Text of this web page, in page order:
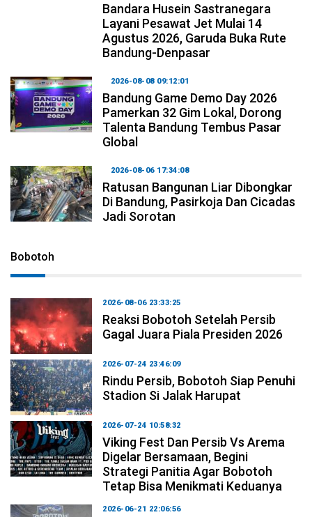
Bandara Husein Sastranegara
Layani Pesawat Jet Mulai 14
Agustus 2026, Garuda Buka Rute
Bandung-Denpasar
2026-08-08 09:12:01
Bandung Game Demo Day 2026
Pamerkan 32 Gim Lokal, Dorong
Talenta Bandung Tembus Pasar
Global
2026-08-06 17:34:08
Ratusan Bangunan Liar Dibongkar
Di Bandung, Pasirkoja Dan Cicadas
Jadi Sorotan
Bobotoh
2026-08-06 23:33:25
Reaksi Bobotoh Setelah Persib
Gagal Juara Piala Presiden 2026
2026-07-24 23:46:09
Rindu Persib, Bobotoh Siap Penuhi
Stadion Si Jalak Harupat
2026-07-24 10:58:32
Viking Fest Dan Persib Vs Arema
Digelar Bersamaan, Begini
Strategi Panitia Agar Bobotoh
Tetap Bisa Menikmati Keduanya
2026-06-21 22:06:56